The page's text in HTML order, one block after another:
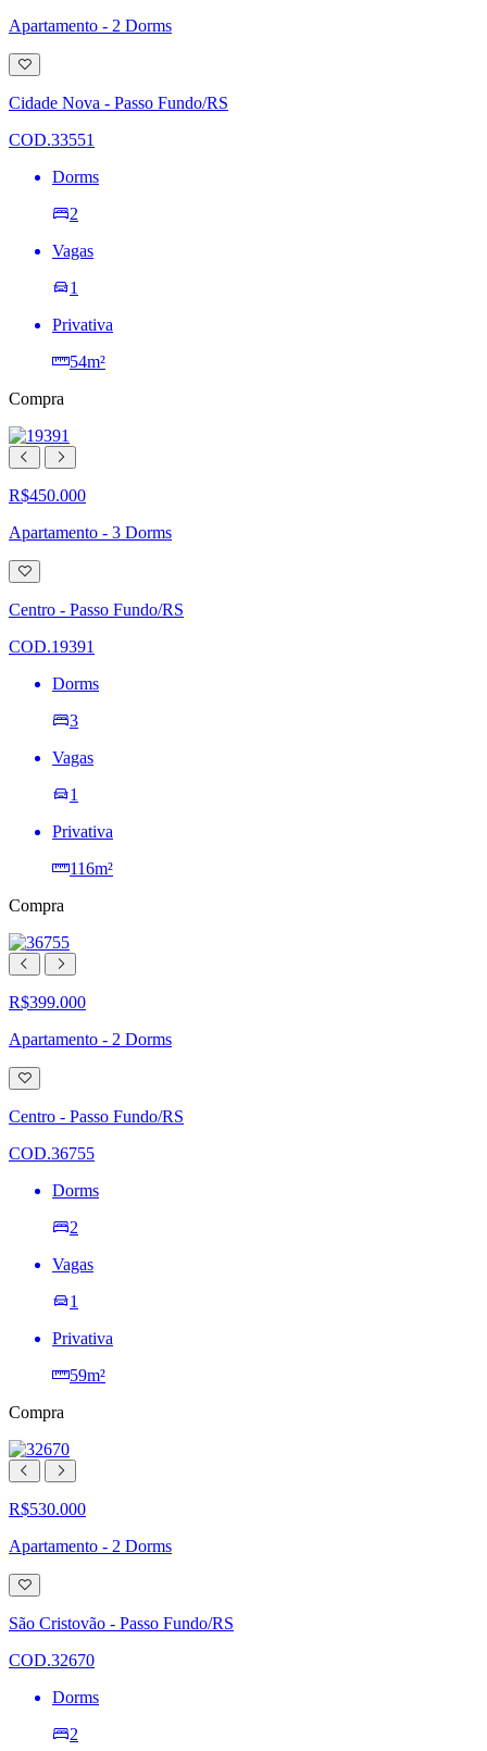
Apartamento - 2 Dorms
Adicionar
à
lista
de
Cidade Nova - Passo Fundo/RS
COD.33551
Dorms
2
Vagas
1
Privativa
54m²
Compra
R$450.000
Apartamento - 3 Dorms
Adicionar
à
lista
de
Centro - Passo Fundo/RS
COD.19391
Dorms
3
Vagas
1
Privativa
116m²
Compra
R$399.000
Apartamento - 2 Dorms
Adicionar
à
lista
de
Centro - Passo Fundo/RS
COD.36755
Dorms
2
Vagas
1
Privativa
59m²
Compra
R$530.000
Apartamento - 2 Dorms
Adicionar
à
lista
de
São Cristovão - Passo Fundo/RS
COD.32670
Dorms
2